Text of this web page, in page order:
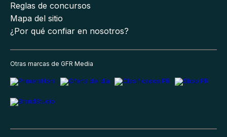
Reglas de concursos
Mapa del sitio
¿Por qué confiar en nosotros?
Otras marcas de GFR Media